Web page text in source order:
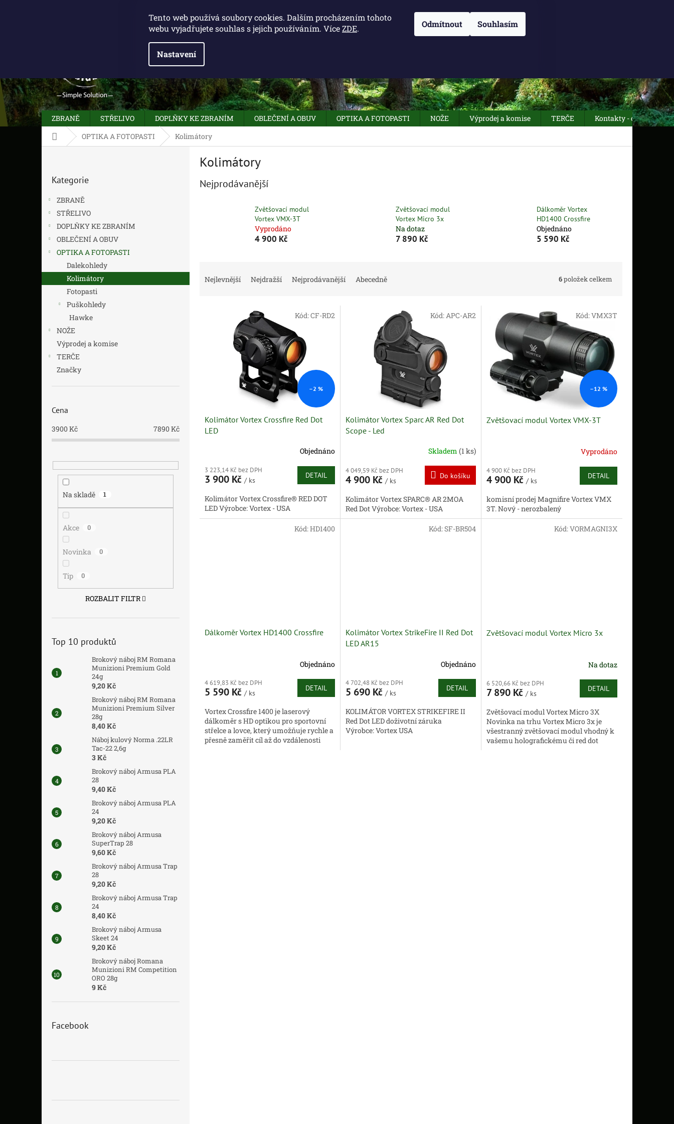
Tento web používá soubory cookies. Dalším procházením tohoto
webu vyjadřujete souhlas s jejich používáním. VíceZDE.
Nastavení
Odmítnout Souhlasím
ZBRANĚ STŘELIVO DOPLŇKY KE ZBRANÍM OBLEČENÍ A OBUV OPTIKA A FOTOPASTI NOŽE Výprodej a komise TERČE
Kontakty - otevírací
Domů OPTIKA A FOTOPASTI Kolimátory
n
e
kategorie
Kategorie
ZBRANĚ
STŘELIVO
DOPLŇKY KE ZBRANÍM
OBLEČENÍ A OBUV
OPTIKA A FOTOPASTI
Dalekohledy
Kolimátory
Fotopasti
Puškohledy
Hawke
NOŽE
Výprodej a komise
TERČE
Značky
Cena
3900Kč 7890Kč
Na skladě 1
Akce 0
Novinka 0
Tip 0
ROZBALIT FILTR
Top 10 produktů
Brokový náboj RM Romana
Munizioni Premium Gold
24g
9,20 Kč
Brokový náboj RM Romana
Munizioni Premium Silver
28g
8,40 Kč
Náboj kulový Norma .22LR
Tac-22 2,6g
3 Kč
Brokový náboj Armusa PLA
28
9,40 Kč
Brokový náboj Armusa PLA
24
9,20 Kč
Brokový náboj Armusa
SuperTrap 28
9,60 Kč
Brokový náboj Armusa Trap
28
9,20 Kč
Brokový náboj Armusa Trap
24
8,40 Kč
Brokový náboj Armusa
Skeet 24
9,20 Kč
Brokový náboj Romana
Munizioni RM Competition
ORO 28g
9 Kč
Facebook
Kolimátory
Nejprodávanější
Zvětšovací modul
Vortex VMX-3T
Vyprodáno
4 900 Kč
Zvětšovací modul
Vortex Micro 3x
Na dotaz
7 890 Kč
Dálkoměr Vortex
HD1400 Crossfire
Objednáno
5 590 Kč
Nejlevnější Nejdražší Nejprodávanější Abecedně 6položek celkem
–2 %
Kolimátor Vortex Crossfire Red Dot
LED
Objednáno
3 223,14 Kč bez DPH
3 900 Kč / ks
DETAIL
Kolimátor Vortex Crossfire® RED DOT
LED Výrobce: Vortex - USA
Kód:CF-RD2
Kolimátor Vortex Sparc AR Red Dot
Scope - Led
Skladem (1 ks)
4 049,59 Kč bez DPH
4 900 Kč / ks
Do košíku
Kolimátor Vortex SPARC® AR 2MOA
Red Dot Výrobce: Vortex - USA
Kód:APC-AR2
–12 %
Zvětšovací modul Vortex VMX-3T
Vyprodáno
4 900 Kč bez DPH
4 900 Kč / ks
DETAIL
komisní prodej Magnifire Vortex VMX
3T. Nový - nerozbalený
Kód:VMX3T
Dálkoměr Vortex HD1400 Crossfire
Objednáno
4 619,83 Kč bez DPH
5 590 Kč / ks
DETAIL
Vortex Crossfire 1400 je laserový
dálkoměr s HD optikou pro sportovní
střelce a lovce, který umožňuje rychle a
přesně zaměřit cíl až do vzdálenosti
Kód:HD1400
Kolimátor Vortex StrikeFire II Red Dot
LED AR15
Objednáno
4 702,48 Kč bez DPH
5 690 Kč / ks
DETAIL
KOLIMÁTOR VORTEX STRIKEFIRE II
Red Dot LED doživotní záruka
Výrobce: Vortex USA
Kód:SF-BR504
Zvětšovací modul Vortex Micro 3x
Na dotaz
6 520,66 Kč bez DPH
7 890 Kč / ks
DETAIL
Zvětšovací modul Vortex Micro 3X
Novinka na trhu Vortex Micro 3x je
všestranný zvětšovací modul vhodný k
vašemu holografickému či red dot
Kód:VORMAGNI3X